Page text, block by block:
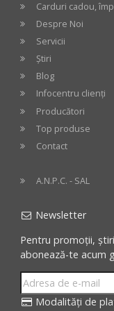
Carduri cadou,
Despre Noi
Servicii
Știri
Blog
Infocentru clienți
Producători
Top produse
Contact
A.N.P.C. - SAL
Newsletter
Pentru promoții,
abonează-te acum
Modalități de